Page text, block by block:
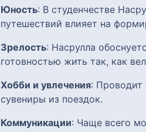
Юность: В студенчестве
путешествий влияет на
Зрелость: Насрулла
готовностью жить так, как
Хобби и увлечения: Проводит
сувениры из поездок.
Коммуникации: Чаще всего